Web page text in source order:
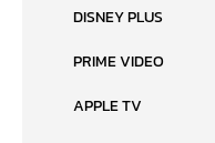
DISNEY PLUS
PRIME VIDEO
APPLE TV